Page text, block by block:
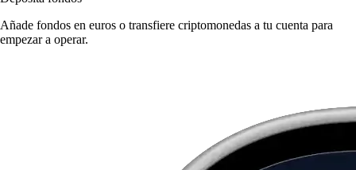
Añade fondos en euros o transfiere criptomonedas a tu cuenta para
empezar a operar.